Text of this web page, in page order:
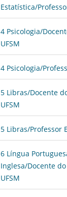
Estatística/
4 Psicologia/
UFSM
4 Psicologia/
5 Libras/Docente
UFSM
5 Libras/Professor
6 Língua
Inglesa/Docente
UFSM